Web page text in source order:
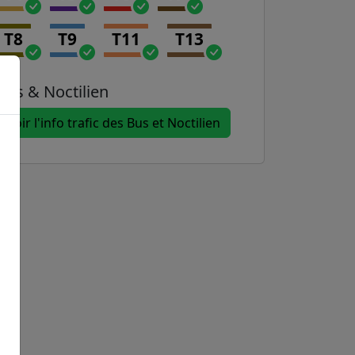
T8 T9 T11 T13
Bus & Noctilien
Voir l'info trafic des Bus et Noctilien